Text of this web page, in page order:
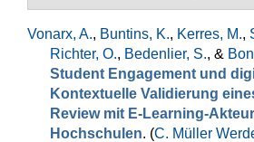
Vonarx, A., Buntins, K., Kerres, M.,
Richter, O., Bedenlier, S., &
Student Engagement und
Kontextuelle Validierung
Review mit E-Learning-
Hochschulen. (C. Müller